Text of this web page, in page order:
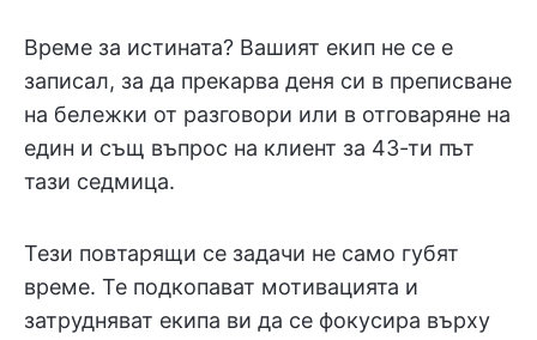
Време за истината? Вашият екип не се е
записал, за да прекарва деня си в преписване
на бележки от разговори или в отговаряне на
един и същ въпрос на клиент за 43-ти път
тази седмица.
Тези повтарящи се задачи не само губят
време. Те подкопават мотивацията и
затрудняват екипа ви да се фокусира върху